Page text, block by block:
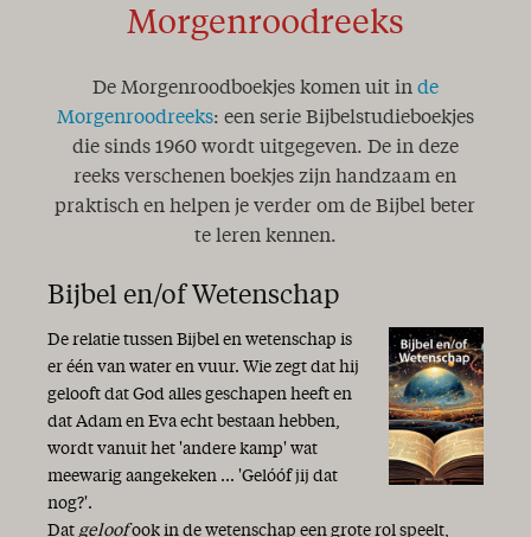
Anno Domini
Zoek de dingen die boven zijn
Word innerlijk veranderd..!
Een jaar van onze Heere!
Koningschap
Geestelijk water
Danken en bidden…
Zingen
De Christus der Schriften
De genade zij met u ...
Strijd tussen waarheid en leugen
Het GAB-syndroom
Licht in de duisternis
Twintig jaar AMEN!
Niets is wat het lijkt
Een nieuw begin
Geschenk van God!
Morgenroodreeks
De Morgenroodboekjes komen uit in de
Morgenroodreeks: een serie Bijbelstudieboekjes
die sinds 1960 wordt uitgegeven. De in deze
reeks verschenen boekjes zijn handzaam en
praktisch en helpen je verder om de Bijbel beter
te leren kennen.
Bijbel en/of Wetenschap
De relatie tussen Bijbel en wetenschap is
er één van water en vuur. Wie zegt dat hij
gelooft dat God alles geschapen heeft en
dat Adam en Eva echt bestaan hebben,
wordt vanuit het 'andere kamp' wat
meewarig aangekeken ... 'Gelóóf jij dat
nog?'.
Dat geloofook in de wetenschap een grote rol speelt,